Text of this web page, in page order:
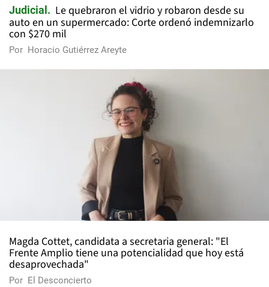
Judicial
Le quebraron el vidrio y robaron desde su
auto en un supermercado: Corte ordenó indemnizarlo
con $270 mil
Por Horacio Gutiérrez Areyte
Magda Cottet, candidata a secretaria general: "El
Frente Amplio tiene una potencialidad que hoy está
desaprovechada"
Por El Desconcierto